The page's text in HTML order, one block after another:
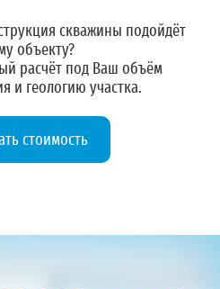
скважины подойдёт
объекту?
расчётпод Ваш объём
и геологию участка.
стоимость